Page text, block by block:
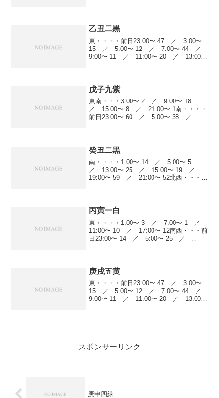
乙丑二黒
東・・・・前日23:00〜 47 ／ 3:00〜
15 ／ 5:00〜 12 ／ 7:00〜 44 ／
9:00〜 11 ／ 11:00〜 20 ／ 13:00〜
戊子九紫
東南・・・3:00〜 2 ／ 9:00〜 18
／ 15:00〜 8 ／ 21:00〜 1南・・・・
前日23:00〜 60 ／ 5:00〜 38 ／
癸丑二黒
南・・・・1:00〜 14 ／ 5:00〜 5
／ 13:00〜 25 ／ 15:00〜 19 ／
19:00〜 59 ／ 21:00〜 52北西・・・
丙寅一白
東・・・・1:00〜 3 ／ 7:00〜 1 ／
11:00〜 10 ／ 17:00〜 12南西・・・前
日23:00〜 14 ／ 5:00〜 25 ／
庚戌五黄
東・・・・前日23:00〜 47 ／ 3:00〜
15 ／ 5:00〜 12 ／ 7:00〜 44 ／
9:00〜 11 ／ 11:00〜 20 ／ 13:00〜
スポンサーリンク
庚申四緑